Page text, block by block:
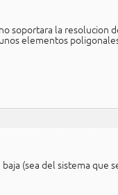
soportara la resolucion
elementos
(sea del sistema que